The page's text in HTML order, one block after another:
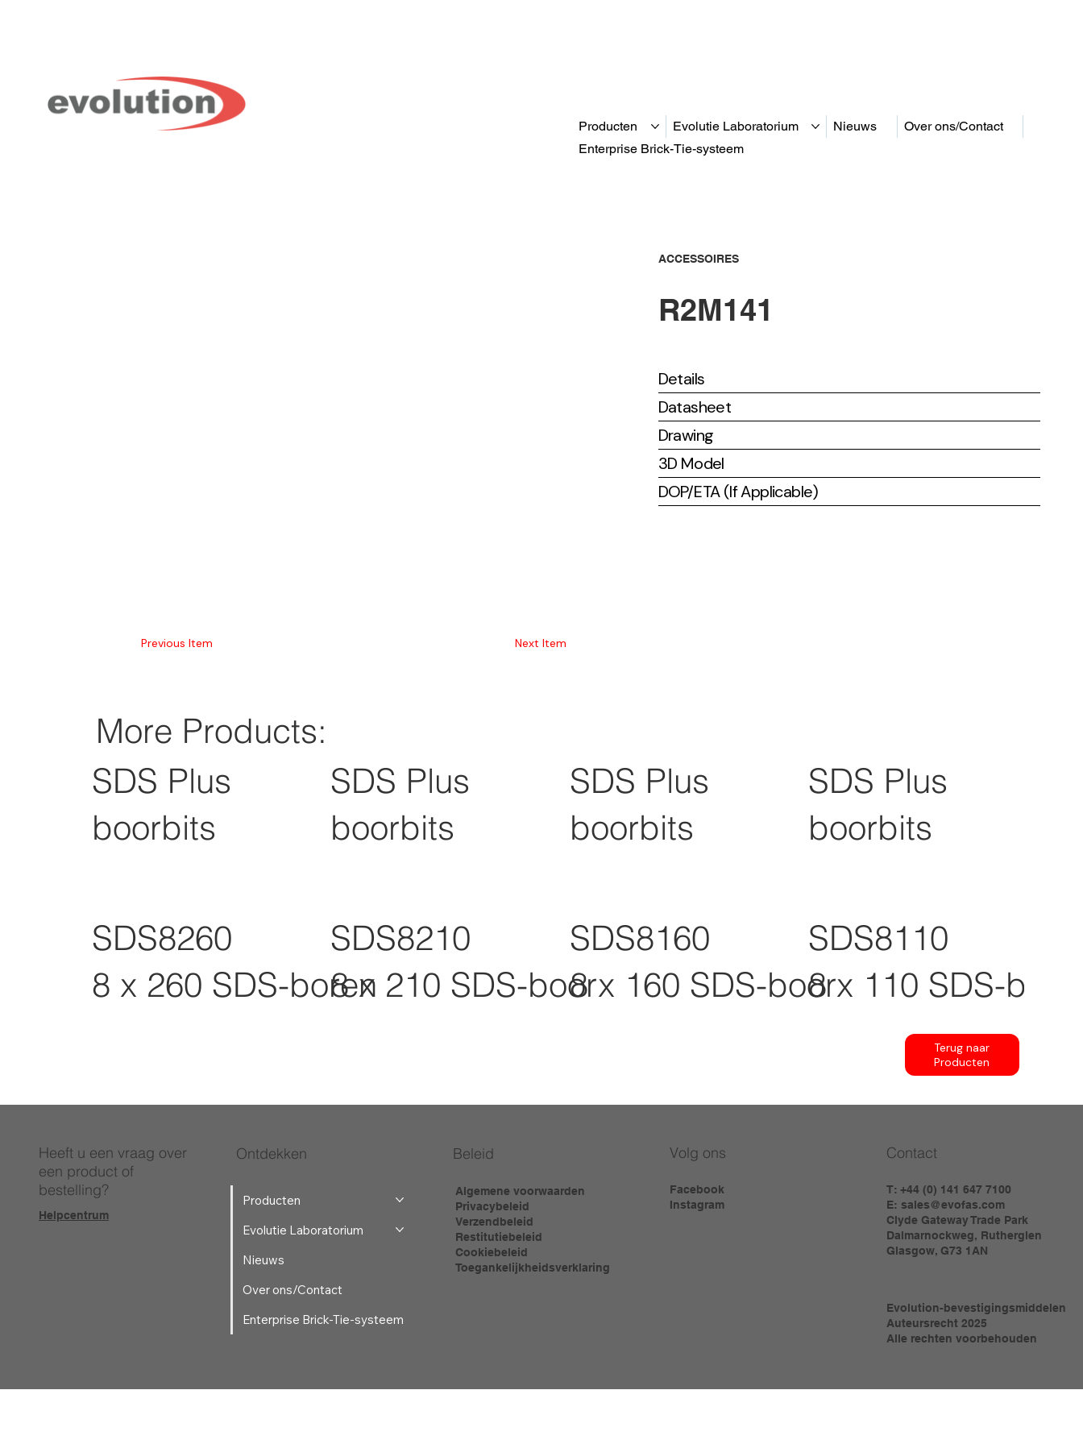
Producten Evolutie Laboratorium Nieuws
Over ons/Contact
Enterprise Brick-Tie-systeem
Previous Item Next Item
ACCESSOIRES
R2M141
Details
Datasheet
Drawing
3D Model
DOP/ETA (If Applicable)
More Products:
SDS Plus
boorbits
SDS8260
8 x 260 SDS-boren
SDS Plus
boorbits
SDS8210
8 x 210 SDS-boor
SDS Plus
boorbits
SDS8160
8 x 160 SDS-boor
SDS Plus
boorbits
SDS8110
8 x 110 SDS-boor
Terug naar
Producten
Heeft u een vraag over
een product of
bestelling?
Helpcentrum
Ontdekken
Producten
Evolutie Laboratorium
Nieuws
Over ons/Contact
Enterprise Brick-Tie-systeem
Beleid
Algemene voorwaarden
Privacybeleid
Verzendbeleid
Restitutiebeleid
Cookiebeleid
Toegankelijkheidsverklaring
Volg ons
Facebook
Instagram
Contact
T: +44 (0) 141 647 7100
E:sales@evofas.com
Clyde Gateway Trade Park
Dalmarnockweg, Rutherglen
Glasgow, G73 1AN
Evolution-bevestigingsmiddelen
Auteursrecht 2025
Alle rechten voorbehouden